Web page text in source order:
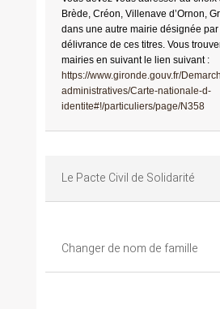
Brède, Créon, Villenave d’Ornon,
dans une autre mairie désignée par
délivrance de ces titres. Vous
mairies en suivant le lien suivant :
https://www.gironde.gouv.fr/
administratives/Carte-nationale-d-
identite#!/particuliers/page/N358
Le Pacte Civil de Solidarité
Changer de nom de famille